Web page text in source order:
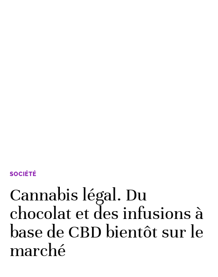
SOCIÉTÉ
Cannabis légal. Du
chocolat et des infusions à
base de CBD bientôt sur le
marché